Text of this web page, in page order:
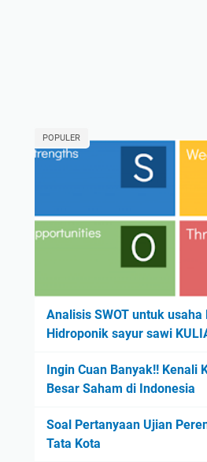
POPULER
Analisis SWOT untuk usaha
Hidroponik sayur sawi
Ingin Cuan Banyak!! Kenali
Besar Saham di Indonesia
Soal Pertanyaan Ujian
Tata Kota